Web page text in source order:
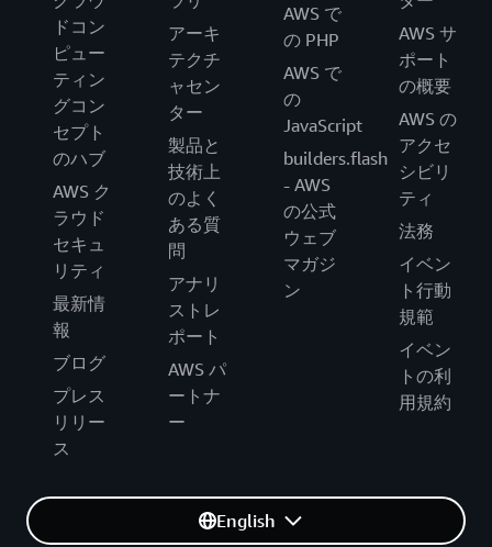
ドコン
ピュー
ティン
グコン
セプト
のハブ
AWS ク
ラウド
セキュ
リティ
最新情
報
ブログ
プレス
リリー
ス
アーキ
テクチ
ャセン
ター
製品と
技術上
のよく
ある質
問
アナリ
ストレ
ポート
AWS パ
ートナ
ー
AWS で
の PHP
AWS で
の
JavaScript
builders.flash
- AWS
の公式
ウェブ
マガジ
ン
AWS サ
ポート
の概要
AWS の
アクセ
シビリ
ティ
法務
イベン
ト行動
規範
イベン
トの利
用規約
English